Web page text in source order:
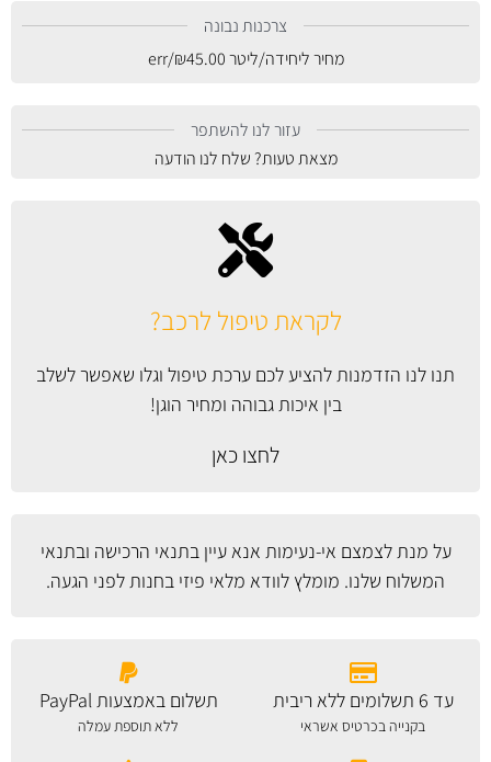
לקראת טיפול לרכב?
תנו לנו הזדמנות להציע לכם ערכת טיפול וגלו שאפשר לשלב
בין איכות גבוהה ומחיר הוגן!
לחצו כאן
על מנת לצמצם אי-נעימות אנא עייןבתנאי הרכישה ובתנאי
המשלוח שלנו. מומלץ לוודא מלאי פיזי בחנות לפני הגעה.
צרכנות נבונה
מחיר ליחידה/ליטר
₪45.00
/err
עזור לנו להשתפר
מצאת טעות? שלח לנו הודעה
עד 6 תשלומים ללא ריבית
בקנייה בכרטיס אשראי
תשלום באמצעות PayPal
ללא תוספת עמלה